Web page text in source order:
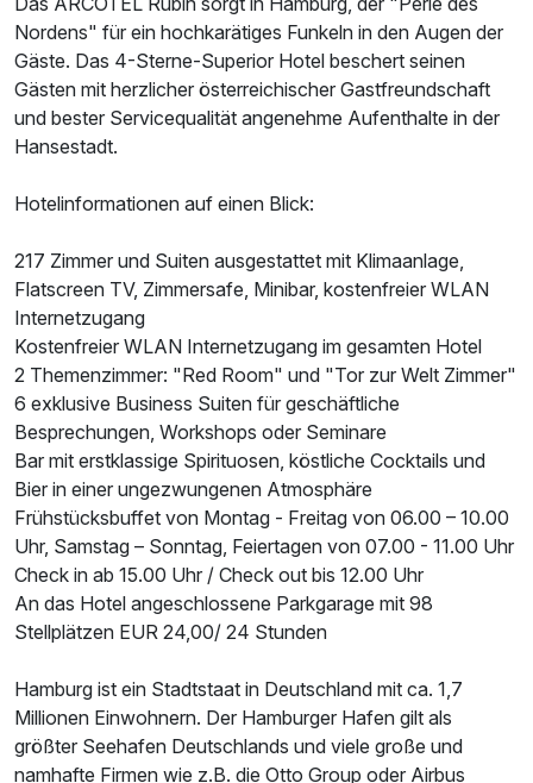
Nordens" für ein hochkarätiges Funkeln in den Augen der
Gäste. Das 4-Sterne-Superior Hotel beschert seinen
Gästen mit herzlicher österreichischer Gastfreundschaft
und bester Servicequalität angenehme Aufenthalte in der
Hansestadt.
Hotelinformationen auf einen Blick:
217 Zimmer und Suiten ausgestattet mit Klimaanlage,
Flatscreen TV, Zimmersafe, Minibar, kostenfreier WLAN
Internetzugang
Kostenfreier WLAN Internetzugang im gesamten Hotel
2 Themenzimmer: "Red Room" und "Tor zur Welt Zimmer"
6 exklusive Business Suiten für geschäftliche
Besprechungen, Workshops oder Seminare
Bar mit erstklassige Spirituosen, köstliche Cocktails und
Bier in einer ungezwungenen Atmosphäre
Frühstücksbuffet von Montag - Freitag von 06.00 – 10.00
Uhr, Samstag – Sonntag, Feiertagen von 07.00 - 11.00 Uhr
Check in ab 15.00 Uhr / Check out bis 12.00 Uhr
An das Hotel angeschlossene Parkgarage mit 98
Stellplätzen EUR 24,00/ 24 Stunden
Hamburg ist ein Stadtstaat in Deutschland mit ca. 1,7
Millionen Einwohnern. Der Hamburger Hafen gilt als
größter Seehafen Deutschlands und viele große und
namhafte Firmen wie z.B. die Otto Group oder Airbus